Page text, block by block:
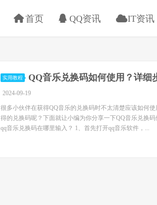
首页 QQ资讯 IT资讯
实用教程 QQ音乐兑换码如何使用？详细
2024-09-19
很多小伙伴在获得QQ音乐的兑换码时不太清楚应该如何
得的兑换码呢？下面就让小编为你分享一下QQ音乐兑换
qq音乐兑换码在哪里输入？ 1、首先打开qq音乐软件，...